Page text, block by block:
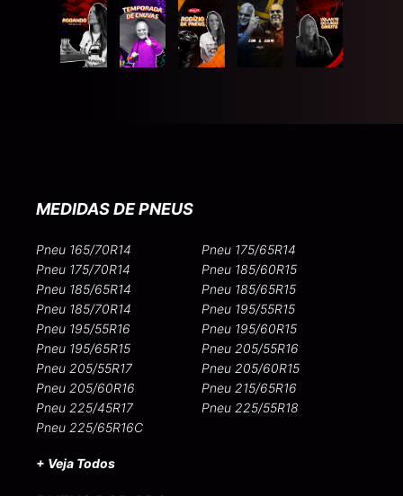
MEDIDAS DE PNEUS
Pneu 165/70R14
Pneu 175/65R14
Pneu 175/70R14
Pneu 185/60R15
Pneu 185/65R14
Pneu 185/65R15
Pneu 185/70R14
Pneu 195/55R15
Pneu 195/55R16
Pneu 195/60R15
Pneu 195/65R15
Pneu 205/55R16
Pneu 205/55R17
Pneu 205/60R15
Pneu 205/60R16
Pneu 215/65R16
Pneu 225/45R17
Pneu 225/55R18
Pneu 225/65R16C
+ Veja Todos